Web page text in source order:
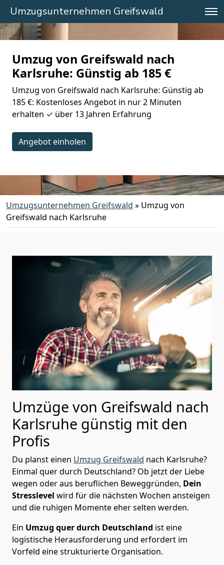
Umzugsunternehmen Greifswald
Umzug von Greifswald nach
Karlsruhe: Günstig ab 185 €
Umzug von Greifswald nach Karlsruhe: Günstig ab
185 €: Kostenloses Angebot in nur 2 Minuten
erhalten ✓ über 13 Jahren Erfahrung
Angebot einholen
Umzugsunternehmen Greifswald » Umzug von
Greifswald nach Karlsruhe
Umzüge von Greifswald nach
Karlsruhe günstig mit den
Profis
Du planst einen Umzug Greifswald nach Karlsruhe?
Einmal quer durch Deutschland? Ob jetzt der Liebe
wegen oder aus beruflichen Beweggründen, Dein
Stresslevel wird für die nächsten Wochen ansteigen
und die ruhigen Momente eher selten werden.
Ein Umzug quer durch Deutschland ist eine
logistische Herausforderung und erfordert im
Vorfeld eine strukturierte Organisation.